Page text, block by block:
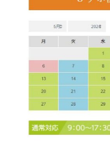
プライバシーポリシー